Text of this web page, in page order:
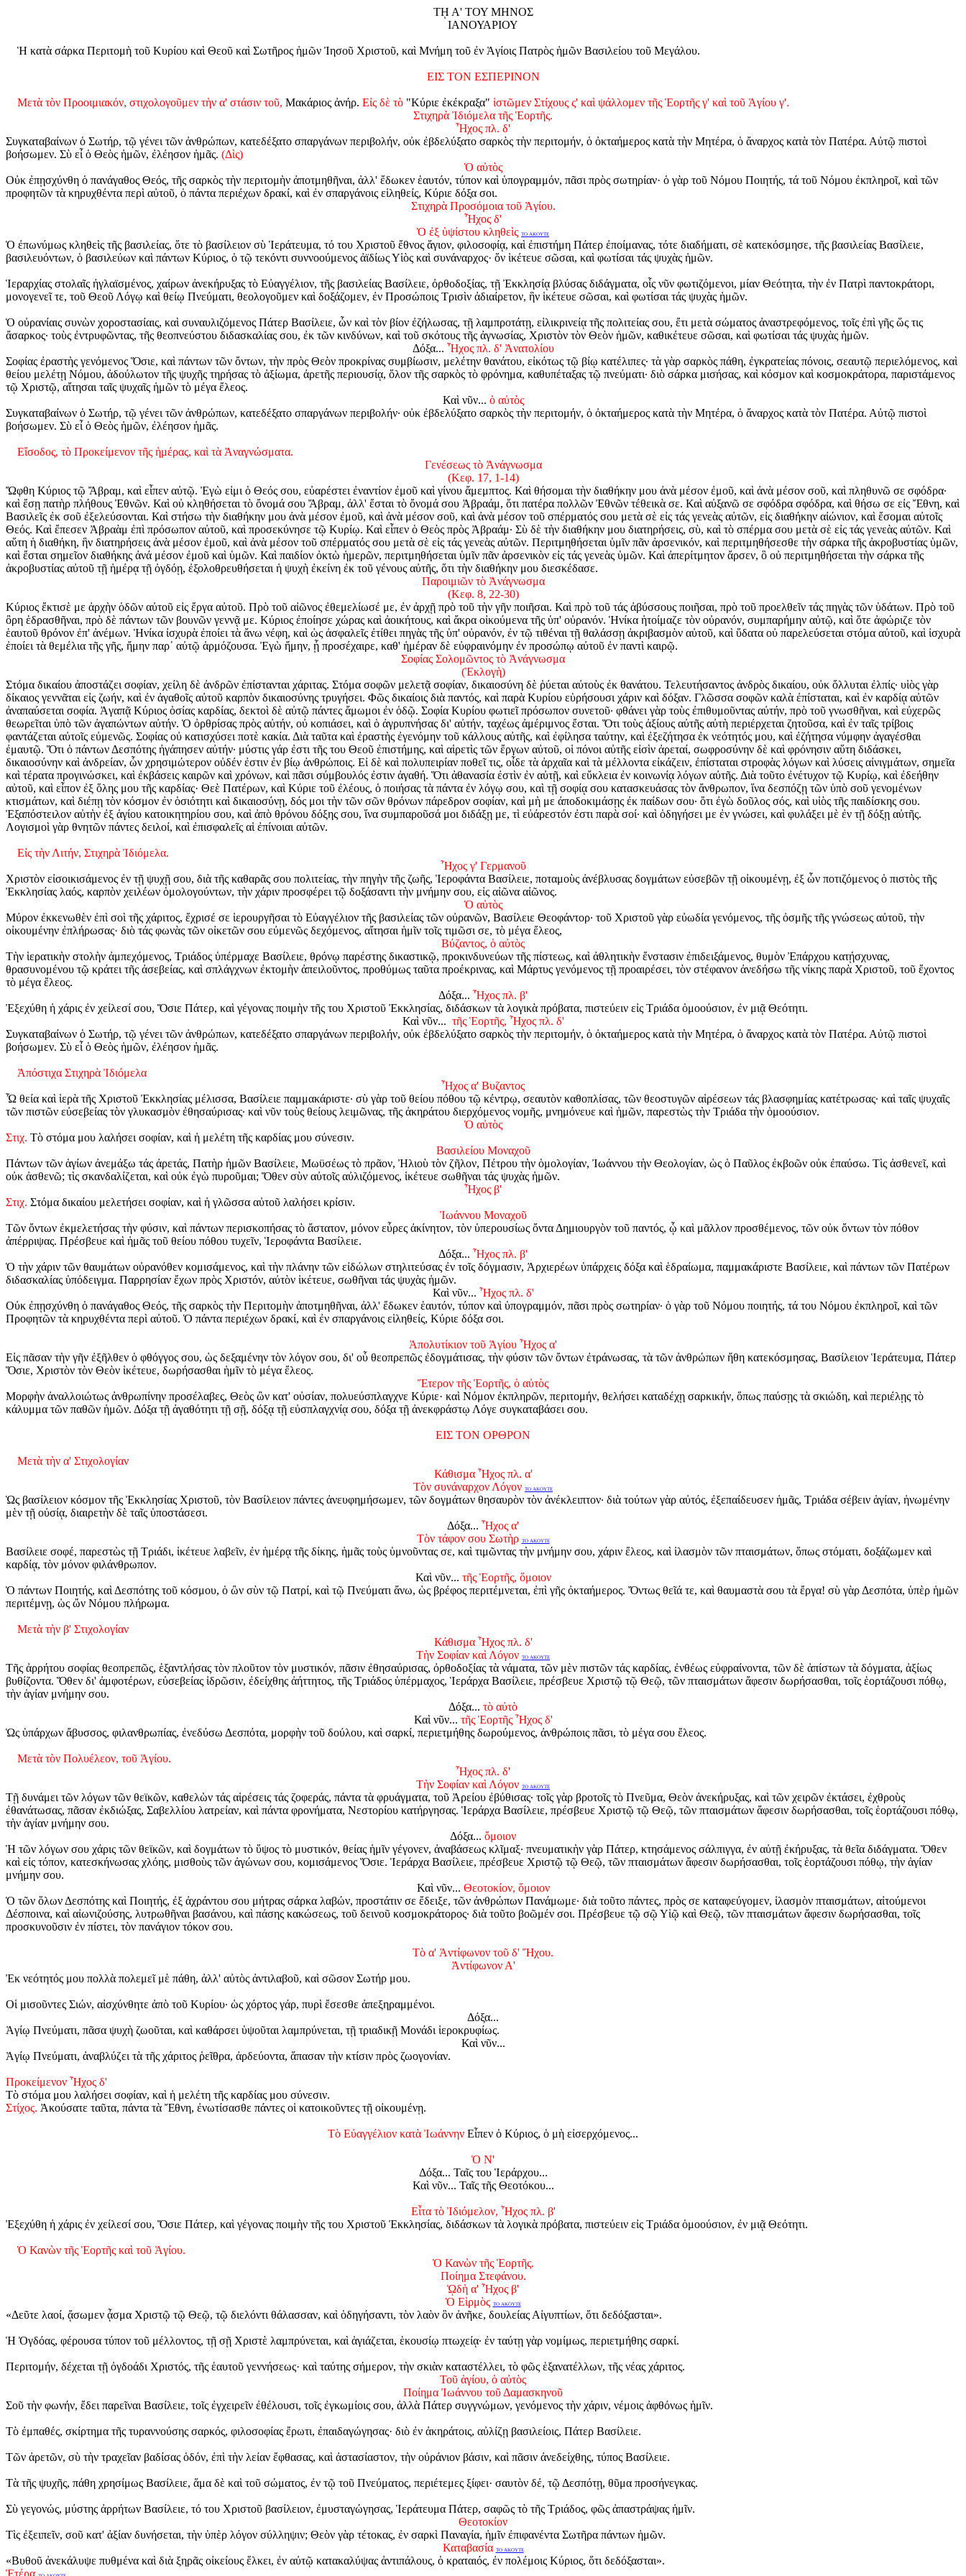
Τῌ Α' ΤΟΥ ΜΗΝΟΣ
ΙΑΝΟΥΑΡΙΟΥ
Ἡ κατὰ σάρκα Περιτομὴ τοῦ Κυρίου καὶ Θεοῦ καὶ Σωτῆρος ἡμῶν Ἰησοῦ Χριστοῦ, καὶ Μνήμη τοῦ ἐν Ἁγίοις Πατρὸς ἡμῶν Βασιλείου τοῦ Μεγάλου.
ΕΙΣ ΤΟΝ ΕΣΠΕΡΙΝΟΝ
Μετὰ τὸν Προοιμιακόν, στιχολογοῦμεν τὴν α' στάσιν τοῦ, Μακάριος ἀνήρ. Εἰς δὲ τὸ "Κύριε ἐκέκραξα" ἱστῶμεν Στίχους ς' καὶ ψάλλομεν τῆς Ἑορτῆς γ' καὶ τοῦ Ἁγίου γ'.
Στιχηρὰ Ἰδιόμελα τῆς Ἑορτῆς.
Ἦχος πλ. δ'
Συγκαταβαίνων ὁ Σωτήρ, τῷ γένει τῶν ἀνθρώπων, κατεδέξατο σπαργάνων περιβολήν, οὐκ ἐβδελύξατο σαρκὸς τὴν περιτομήν, ὁ ὀκταήμερος κατὰ τὴν Μητέρα, ὁ ἄναρχος κατὰ τὸν Πατέρα. Αὐτῷ πιστοὶ
βοήσωμεν. Σὺ εἶ ὁ Θεὸς ἡμῶν, ἐλέησον ἡμᾶς. (Δὶς)
Ὁ αὐτὸς
Οὐκ ἐπῃσχύνθη ὁ πανάγαθος Θεός, τῆς σαρκὸς τὴν περιτομὴν ἀποτμηθῆναι, ἀλλ' ἔδωκεν ἑαυτόν, τύπον καὶ ὑπογραμμόν, πᾶσι πρὸς σωτηρίαν· ὁ γὰρ τοῦ Νόμου Ποιητής, τά τοῦ Νόμου ἐκπληροῖ, καὶ τῶν
προφητῶν τὰ κηρυχθέντα περὶ αὐτοῦ, ὁ πάντα περιέχων δρακί, καὶ ἐν σπαργάνοις εἱληθείς, Κύριε δόξα σοι.
Στιχηρὰ Προσόμοια τοῦ Ἁγίου.
Ἦχος δ'
Ὁ ἐξ ὑψίστου κληθεὶς ΤΟ ΑΚΟΥΤΕ
Ὁ ἐπωνύμως κληθεὶς τῆς βασιλείας, ὅτε τὸ βασίλειον σὺ Ἱεράτευμα, τό του Χριστοῦ ἔθνος ἅγιον, φιλοσοφίᾳ, καὶ ἐπιστήμη Πάτερ ἐποίμανας, τότε διαδήματι, σὲ κατεκόσμησε, τῆς βασιλείας Βασίλειε,
βασιλευόντων, ὁ βασιλεύων καὶ πάντων Κύριος, ὁ τῷ τεκόντι συννοούμενος ἀϊδίως Υἱὸς καὶ συνάναρχος· ὅν ἱκέτευε σῶσαι, καὶ φωτίσαι τάς ψυχὰς ἡμῶν.
Ἱεραρχίας στολαῖς ἠγλαϊσμένος, χαίρων ἀνεκήρυξας τὸ Εὐαγγέλιον, τῆς βασιλείας Βασίλειε, ὀρθοδοξίας, τῇ Ἐκκλησίᾳ βλύσας διδάγματα, οἷς νῦν φωτιζόμενοι, μίαν Θεότητα, τὴν ἐν Πατρὶ παντοκράτορι,
μονογενεῖ τε, τοῦ Θεοῦ Λόγῳ καὶ θείῳ Πνεύματι, θεολογοῦμεν καὶ δοξάζομεν, ἐν Προσώποις Τρισὶν ἀδιαίρετον, ἣν ἱκέτευε σῶσαι, καὶ φωτίσαι τάς ψυχὰς ἡμῶν.
Ὁ οὐρανίαις συνὼν χοροστασίαις, καὶ συναυλιζόμενος Πάτερ Βασίλειε, ὧν καὶ τὸν βίον ἐζήλωσας, τῇ λαμπροτάτῃ, εἰλικρινείᾳ τῆς πολιτείας σου, ἔτι μετὰ σώματος ἀναστρεφόμενος, τοῖς ἐπὶ γῆς ὥς τις
ἄσαρκος· τοὺς ἐντρυφῶντας, τῆς θεοπνεύστου διδασκαλίας σου, ἐκ τῶν κινδύνων, καὶ τοῦ σκότους τῆς ἀγνωσίας, Χριστὸν τὸν Θεὸν ἡμῶν, καθικέτευε σῶσαι, καὶ φωτίσαι τάς ψυχὰς ἡμῶν.
Δόξα... Ἦχος πλ. δ' Ἀνατολίου
Σοφίας ἐραστὴς γενόμενος Ὅσιε, καὶ πάντων τῶν ὄντων, τὴν πρὸς Θεὸν προκρίνας συμβίωσιν, μελέτην θανάτου, εἰκότως τῷ βίῳ κατέλιπες· τὰ γὰρ σαρκὸς πάθη, ἐγκρατείας πόνοις, σεαυτῷ περιελόμενος, καὶ
θείου μελέτῃ Νόμου, ἀδούλωτον τῆς ψυχῆς τηρήσας τὸ ἀξίωμα, ἀρετῆς περιουσίᾳ, ὅλον τῆς σαρκὸς τὸ φρόνημα, καθυπέταξας τῷ πνεύματι· διὸ σάρκα μισήσας, καὶ κόσμον καὶ κοσμοκράτορα, παριστάμενος
τῷ Χριστῷ, αἴτησαι ταῖς ψυχαῖς ἡμῶν τὸ μέγα ἔλεος.
Καὶ νῦν... ὁ αὐτὸς
Συγκαταβαίνων ὁ Σωτήρ, τῷ γένει τῶν ἀνθρώπων, κατεδέξατο σπαργάνων περιβολήν· οὐκ ἐβδελύξατο σαρκὸς τὴν περιτομήν, ὁ ὀκταήμερος κατὰ τὴν Μητέρα, ὁ ἄναρχος κατὰ τὸν Πατέρα. Αὐτῷ πιστοὶ
βοήσωμεν. Σὺ εἶ ὁ Θεὸς ἡμῶν, ἐλέησον ἡμᾶς.
Εἴσοδος, τὸ Προκείμενον τῆς ἡμέρας, καὶ τὰ Ἀναγνώσματα.
Γενέσεως τὸ Ἀνάγνωσμα
(Κεφ. 17, 1-14)
Ὤφθη Κύριος τῷ Ἄβραμ, καὶ εἶπεν αὐτῷ. Ἐγὼ εἰμι ὁ Θεός σου, εὐαρέστει ἐναντίον ἐμοῦ καὶ γίνου ἄμεμπτος. Καὶ θήσομαι τὴν διαθήκην μου ἀνὰ μέσον ἐμοῦ, καὶ ἀνὰ μέσον σοῦ, καὶ πληθυνῶ σε σφόδρα·
καὶ ἔσῃ πατὴρ πλήθους Ἐθνῶν. Καὶ οὐ κληθήσεται τὸ ὄνομά σου Ἄβραμ, ἀλλ' ἔσται τὸ ὄνομά σου Ἀβραάμ, ὅτι πατέρα πολλῶν Ἐθνῶν τέθεικὰ σε. Καὶ αὐξανῶ σε σφόδρα σφόδρα, καὶ θήσω σε εἰς Ἔθνη, καὶ
Βασιλεῖς ἐκ σοῦ ἐξελεύσονται. Καὶ στήσω τὴν διαθήκην μου ἀνὰ μέσον ἐμοῦ, καὶ ἀνὰ μέσον σοῦ, καὶ ἀνὰ μέσον τοῦ σπέρματός σου μετὰ σὲ εἰς τάς γενεὰς αὐτῶν, εἰς διαθήκην αἰώνιον, καὶ ἔσομαι αὐτοῖς
Θεός. Καὶ ἔπεσεν Ἀβραὰμ ἐπὶ πρόσωπον αὐτοῦ, καὶ προσεκύνησε τῷ Κυρίῳ. Καὶ εἶπεν ὁ Θεὸς πρὸς Ἀβραάμ· Σὺ δὲ τὴν διαθήκην μου διατηρήσεις, σὺ, καὶ τὸ σπέρμα σου μετὰ σὲ εἰς τάς γενεὰς αὐτῶν. Καὶ
αὕτη ἡ διαθήκη, ἣν διατηρήσεις ἀνὰ μέσον ἐμοῦ, καὶ ἀνὰ μέσον τοῦ σπέρματός σου μετὰ σὲ εἰς τάς γενεὰς αὐτῶν. Περιτμηθήσεται ὑμῖν πᾶν ἀρσενικόν, καὶ περιτμηθήσεσθε τὴν σάρκα τῆς ἀκροβυστίας ὑμῶν,
καὶ ἔσται σημεῖον διαθήκης ἀνά μέσον ἐμοῦ καὶ ὑμῶν. Καὶ παιδίον ὀκτὼ ἡμερῶν, περιτμηθήσεται ὑμῖν πᾶν ἀρσενικὸν εἰς τάς γενεὰς ὑμῶν. Καὶ ἀπερίτμητον ἄρσεν, ὃ οὐ περιτμηθήσεται τὴν σάρκα τῆς
ἀκροβυστίας αὐτοῦ τῇ ἡμέρᾳ τῇ ὀγδόῃ, ἐξολοθρευθήσεται ἡ ψυχὴ ἐκείνη ἐκ τοῦ γένους αὐτῆς, ὅτι τὴν διαθήκην μου διεσκέδασε.
Παροιμιῶν τὸ Ἀνάγνωσμα
(Κεφ. 8, 22-30)
Κύριος ἔκτισὲ με ἀρχὴν ὁδῶν αὐτοῦ εἰς ἔργα αὐτοῦ. Πρὸ τοῦ αἰῶνος ἐθεμελίωσέ με, ἐν ἀρχῇ πρὸ τοῦ τὴν γῆν ποιῆσαι. Καὶ πρὸ τοῦ τάς ἀβύσσους ποιῆσαι, πρὸ τοῦ προελθεῖν τάς πηγὰς τῶν ὑδάτων. Πρὸ τοῦ
ὂρη ἑδρασθῆναι, πρὸ δὲ πάντων τῶν βουνῶν γεννᾷ με. Κύριος ἐποίησε χώρας καὶ ἀοικήτους, καὶ ἄκρα οἰκούμενα τῆς ὑπ' οὐρανόν. Ἡνίκα ἡτοίμαζε τὸν οὐρανόν, συμπαρήμην αὐτῷ, καὶ ὅτε ἀφώριζε τὸν
ἑαυτοῦ θρόνον ἐπ' ἀνέμων. Ἡνίκα ἰσχυρὰ ἐποίει τὰ ἄνω νέφη, καὶ ὡς ἀσφαλεῖς ἐτίθει πηγὰς τῆς ὑπ' οὐρανόν, ἐν τῷ τιθέναι τῇ θαλάσσῃ ἀκριβασμὸν αὐτοῦ, καὶ ὕδατα οὐ παρελεύσεται στόμα αὐτοῦ, καὶ ἰσχυρὰ
ἐποίει τὰ θεμέλια τῆς γῆς, ἤμην παρ᾽ αὐτῷ ἁρμόζουσα. Ἐγὼ ἤμην, ᾗ προσέχαιρε, καθ' ἡμέραν δὲ εὐφραινόμην ἐν προσώπῳ αὐτοῦ ἐν παντὶ καιρῷ.
Σοφίας Σολομῶντος τὸ Ἀνάγνωσμα
(Ἐκλογὴ)
Στόμα δικαίου ἀποστάζει σοφίαν, χείλη δὲ ἀνδρῶν ἐπίστανται χάριτας. Στόμα σοφῶν μελετᾷ σοφίαν, δικαιοσύνη δὲ ῥύεται αὐτοὺς ἐκ θανάτου. Τελευτήσαντος ἀνδρὸς δικαίου, οὐκ ὄλλυται ἐλπίς· υἱὸς γὰρ
δίκαιος γεννᾶται εἰς ζωήν, καὶ ἐν ἀγαθοῖς αὐτοῦ καρπὸν δικαιοσύνης τρυγήσει. Φῶς δικαίοις διὰ παντός, καὶ παρὰ Κυρίου εὑρήσουσι χάριν καὶ δόξαν. Γλῶσσα σοφῶν καλὰ ἐπίσταται, καὶ ἐν καρδίᾳ αὐτῶν
ἀναπαύσεται σοφία. Ἀγαπᾷ Κύριος ὁσίας καρδίας, δεκτοὶ δὲ αὐτῷ πάντες ἄμωμοι ἐν ὁδῷ. Σοφία Κυρίου φωτιεῖ πρόσωπον συνετοῦ· φθάνει γὰρ τοὺς ἐπιθυμοῦντας αὐτήν, πρὸ τοῦ γνωσθῆναι, καὶ εὐχερῶς
θεωρεῖται ὑπὸ τῶν ἀγαπώντων αὐτήν. Ὁ ὀρθρίσας πρὸς αὐτήν, οὐ κοπιάσει, καὶ ὁ ἀγρυπνήσας δι' αὐτήν, ταχέως ἀμέριμνος ἔσται. Ὅτι τοὺς ἀξίους αὐτῆς αὐτὴ περιέρχεται ζητοῦσα, καὶ ἐν ταῖς τρίβοις
φαντάζεται αὐτοῖς εὐμενῶς. Σοφίας οὐ κατισχύσει ποτὲ κακία. Διὰ ταῦτα καὶ ἐραστὴς ἐγενόμην τοῦ κάλλους αὐτῆς, καὶ ἐφίλησα ταύτην, καὶ ἐξεζήτησα ἐκ νεότητός μου, καὶ ἐζήτησα νύμφην ἀγαγέσθαι
ἐμαυτῷ. Ὅτι ὁ πάντων Δεσπότης ἠγάπησεν αὐτήν· μύστις γάρ ἐστι τῆς του Θεοῦ ἐπιστήμης, καὶ αἱρετὶς τῶν ἔργων αὐτοῦ, οἱ πόνοι αὐτῆς εἰσὶν ἀρεταί, σωφροσύνην δὲ καὶ φρόνησιν αὕτη διδάσκει,
δικαιοσύνην καὶ ἀνδρείαν, ὧν χρησιμώτερον οὐδέν ἐστιν ἐν βίῳ ἀνθρώποις. Εἰ δὲ καὶ πολυπειρίαν ποθεῖ τις, οἶδε τὰ ἀρχαῖα καὶ τὰ μέλλοντα εἰκάζειν, ἐπίσταται στροφὰς λόγων καὶ λύσεις αἰνιγμάτων, σημεῖα
καὶ τέρατα προγινώσκει, καὶ ἐκβάσεις καιρῶν καὶ χρόνων, καὶ πᾶσι σύμβουλός ἐστιν ἀγαθή. Ὅτι ἀθανασία ἐστὶν ἐν αὐτῇ, καὶ εὔκλεια ἐν κοινωνίᾳ λόγων αὐτῆς. Διὰ τοῦτο ἐνέτυχον τῷ Κυρίῳ, καὶ ἐδεήθην
αὐτοῦ, καὶ εἶπον ἐξ ὅλης μου τῆς καρδίας· Θεὲ Πατέρων, καὶ Κύριε τοῦ ἐλέους, ὁ ποιήσας τὰ πάντα ἐν λόγῳ σου, καὶ τῇ σοφίᾳ σου κατασκευάσας τὸν ἄνθρωπον, ἵνα δεσπόζῃ τῶν ὑπὸ σοῦ γενομένων
κτισμάτων, καὶ διέπῃ τὸν κόσμον ἐν ὁσιότητι καὶ δικαιοσύνῃ, δός μοι τὴν τῶν σῶν θρόνων πάρεδρον σοφίαν, καὶ μὴ με ἀποδοκιμάσῃς ἐκ παίδων σου· ὅτι ἐγὼ δοῦλος σός, καὶ υἱὸς τῆς παιδίσκης σου.
Ἐξαπόστειλον αὐτὴν ἐξ ἁγίου κατοικητηρίου σου, καὶ ἀπὸ θρόνου δόξης σου, ἵνα συμπαροῦσά μοι διδάξῃ με, τὶ εὐάρεστόν ἐστι παρὰ σοί· καὶ ὁδηγήσει με ἐν γνώσει, καὶ φυλάξει μὲ ἐν τῇ δόξῃ αὐτῆς.
Λογισμοὶ γὰρ θνητῶν πάντες δειλοί, καὶ ἐπισφαλεῖς αἱ ἐπίνοιαι αὐτῶν.
Εἰς τὴν Λιτήν, Στιχηρὰ Ἰδιόμελα.
Ἦχος γ' Γερμανοῦ
Χριστὸν εἰσοικισάμενος ἐν τῇ ψυχῇ σου, διὰ τῆς καθαρᾶς σου πολιτείας, τὴν πηγὴν τῆς ζωῆς, Ἱεροφάντα Βασίλειε, ποταμοὺς ἀνέβλυσας δογμάτων εὐσεβῶν τῇ οἰκουμένῃ, ἐξ ὧν ποτιζόμενος ὁ πιστὸς τῆς
Ἐκκλησίας λαός, καρπὸν χειλέων ὁμολογούντων, τὴν χάριν προσφέρει τῷ δοξάσαντι τὴν μνήμην σου, εἰς αἰῶνα αἰῶνος.
Ὁ αὐτὸς
Μύρον ἐκκενωθὲν ἐπὶ σοὶ τῆς χάριτος, ἔχρισέ σε ἱερουργῆσαι τὸ Εὐαγγέλιον τῆς βασιλείας τῶν οὐρανῶν, Βασίλειε Θεοφάντορ· τοῦ Χριστοῦ γὰρ εὐωδία γενόμενος, τῆς ὀσμῆς τῆς γνώσεως αὐτοῦ, τὴν
οἰκουμένην ἐπλήρωσας· διὸ τάς φωνὰς τῶν οἰκετῶν σου εὐμενῶς δεχόμενος, αἴτησαι ἡμῖν τοῖς τιμῶσι σε, τὸ μέγα ἔλεος,
Βύζαντος, ὁ αὐτὸς
Τὴν ἱερατικὴν στολὴν ἀμπεχόμενος, Τριάδος ὑπέρμαχε Βασίλειε, θρόνῳ παρέστης δικαστικῷ, προκινδυνεύων τῆς πίστεως, καὶ ἀθλητικὴν ἔνστασιν ἐπιδειξάμενος, θυμὸν Ἐπάρχου κατῄσχυνας,
θρασυνομένου τῷ κράτει τῆς ἀσεβείας, καὶ σπλάγχνων ἐκτομὴν ἀπειλοῦντος, προθύμως ταῦτα προέκρινας, καὶ Μάρτυς γενόμενος τῇ προαιρέσει, τὸν στέφανον ἀνεδήσω τῆς νίκης παρὰ Χριστοῦ, τοῦ ἔχοντος
τὸ μέγα ἔλεος.
Δόξα... Ἦχος πλ. β'
Ἐξεχύθη ἡ χάρις ἐν χείλεσί σου, Ὅσιε Πάτερ, καὶ γέγονας ποιμὴν τῆς του Χριστοῦ Ἐκκλησίας, διδάσκων τὰ λογικὰ πρόβατα, πιστεύειν εἰς Τριάδα ὁμοούσιον, ἐν μιᾷ Θεότητι.
Καὶ νῦν... τῆς Ἑορτῆς, Ἦχος πλ. δ'
Συγκαταβαίνων ὁ Σωτήρ, τῷ γένει τῶν ἀνθρώπων, κατεδέξατο σπαργάνων περιβολήν, οὐκ ἐβδελύξατο σαρκὸς τὴν περιτομήν, ὁ ὀκταήμερος κατὰ τὴν Μητέρα, ὁ ἄναρχος κατὰ τὸν Πατέρα. Αὐτῷ πιστοὶ
βοήσωμεν. Σὺ εἶ ὁ Θεὸς ἡμῶν, ἐλέησον ἡμᾶς.
Ἀπόστιχα Στιχηρὰ Ἰδιόμελα
Ἦχος α' Βυζαντος
Ὦ θεία καὶ ἱερὰ τῆς Χριστοῦ Ἐκκλησίας μέλισσα, Βασίλειε παμμακάριστε· σὺ γὰρ τοῦ θείου πόθου τῷ κέντρῳ, σεαυτὸν καθοπλίσας, τῶν θεοστυγῶν αἱρέσεων τάς βλασφημίας κατέτρωσας· καὶ ταῖς ψυχαῖς
τῶν πιστῶν εὐσεβείας τὸν γλυκασμὸν ἐθησαύρισας· καὶ νῦν τοὺς θείους λειμῶνας, τῆς ἀκηράτου διερχόμενος νομῆς, μνημόνευε καὶ ἡμῶν, παρεστὼς τὴν Τριάδα τὴν ὁμοούσιον.
Ὁ αὐτὸς
Στιχ. Τὸ στόμα μου λαλήσει σοφίαν, καὶ ἡ μελέτη τῆς καρδίας μου σύνεσιν.
Βασιλείου Μοναχοῦ
Πάντων τῶν ἁγίων ἀνεμάξω τάς ἀρετάς, Πατὴρ ἡμῶν Βασίλειε, Μωϋσέως τὸ πρᾶον, Ἠλιοὺ τὸν ζῆλον, Πέτρου τὴν ὁμολογίαν, Ἰωάννου τὴν Θεολογίαν, ὡς ὁ Παῦλος ἐκβοῶν οὐκ ἐπαύσω. Τὶς ἀσθενεῖ, καὶ
οὐκ ἀσθενῶ; τὶς σκανδαλίζεται, καὶ οὐκ ἐγὼ πυροῦμαι; Ὅθεν σὺν αὐτοῖς αὐλιζόμενος, ἱκέτευε σωθῆναι τάς ψυχὰς ἡμῶν.
Ἦχος β'
Στιχ. Στόμα δικαίου μελετήσει σοφίαν, καὶ ἡ γλῶσσα αὐτοῦ λαλήσει κρίσιν.
Ἰωάννου Μοναχοῦ
Τῶν ὄντων ἐκμελετήσας τὴν φύσιν, καὶ πάντων περισκοπήσας τὸ ἄστατον, μόνον εὗρες ἀκίνητον, τὸν ὑπερουσίως ὄντα Δημιουργὸν τοῦ παντός, ᾧ καὶ μᾶλλον προσθέμενος, τῶν οὐκ ὄντων τὸν πόθον
ἀπέρριψας. Πρέσβευε καὶ ἡμᾶς τοῦ θείου πόθου τυχεῖν, Ἱεροφάντα Βασίλειε.
Δόξα... Ἦχος πλ. β'
Ὁ τὴν χάριν τῶν θαυμάτων οὐρανόθεν κομισάμενος, καὶ τὴν πλάνην τῶν εἰδώλων στηλιτεύσας ἐν τοῖς δόγμασιν, Ἀρχιερέων ὑπάρχεις δόξα καὶ ἑδραίωμα, παμμακάριστε Βασίλειε, καὶ πάντων τῶν Πατέρων
διδασκαλίας ὑπόδειγμα. Παρρησίαν ἔχων πρὸς Χριστόν, αὐτὸν ἱκέτευε, σωθῆναι τάς ψυχὰς ἡμῶν.
Καὶ νῦν... Ἦχος πλ. δ'
Οὐκ ἐπῃσχύνθη ὁ πανάγαθος Θεός, τῆς σαρκὸς τὴν Περιτομὴν ἀποτμηθῆναι, ἀλλ' ἔδωκεν ἑαυτόν, τύπον καὶ ὑπογραμμόν, πᾶσι πρὸς σωτηρίαν· ὁ γὰρ τοῦ Νόμου ποιητής, τά του Νόμου ἐκπληροῖ, καὶ τῶν
Προφητῶν τὰ κηρυχθέντα περὶ αὐτοῦ. Ὁ πάντα περιέχων δρακί, καὶ ἐν σπαργάνοις εἱληθείς, Κύριε δόξα σοι.
Ἀπολυτίκιον τοῦ Ἁγίου Ἦχος α'
Εἰς πᾶσαν τὴν γῆν ἐξῆλθεν ὁ φθόγγος σου, ὡς δεξαμένην τὸν λόγον σου, δι' οὗ θεοπρεπῶς ἐδογμάτισας, τὴν φύσιν τῶν ὄντων ἐτράνωσας, τὰ τῶν ἀνθρώπων ἤθη κατεκόσμησας, Βασίλειον Ἱεράτευμα, Πάτερ
Ὅσιε, Χριστὸν τὸν Θεὸν ἱκέτευε, δωρήσασθαι ἡμῖν τὸ μέγα ἔλεος.
Ἕτερον τῆς Ἑορτῆς, ὁ αὐτὸς
Μορφὴν ἀναλλοιώτως ἀνθρωπίνην προσέλαβες, Θεὸς ὢν κατ' οὐσίαν, πολυεύσπλαγχνε Κύριε· καὶ Νόμον ἐκπληρῶν, περιτομήν, θελήσει καταδέχῃ σαρκικήν, ὅπως παύσῃς τὰ σκιώδη, καὶ περιέλῃς τὸ
κάλυμμα τῶν παθῶν ἡμῶν. Δόξα τῇ ἀγαθότητι τῇ σῇ, δόξᾳ τῇ εὐσπλαγχνίᾳ σου, δόξα τῇ ἀνεκφράστῳ Λόγε συγκαταβάσει σου.
ΕΙΣ ΤΟΝ ΟΡΘΡΟΝ
Μετὰ τὴν α' Στιχολογίαν
Κάθισμα Ἦχος πλ. α'
Τὸν συνάναρχον Λόγον ΤΟ ΑΚΟΥΤΕ
Ὡς βασίλειον κόσμον τῆς Ἐκκλησίας Χριστοῦ, τὸν Βασίλειον πάντες ἀνευφημήσωμεν, τῶν δογμάτων θησαυρὸν τὸν ἀνέκλειπτον· διὰ τούτων γὰρ αὐτός, ἐξεπαίδευσεν ἡμᾶς, Τριάδα σέβειν ἁγίαν, ἡνωμένην
μὲν τῇ οὐσίᾳ, διαιρετὴν δὲ ταῖς ὑποστάσεσι.
Δόξα... Ἦχος α'
Τὸν τάφον σου Σωτὴρ ΤΟ ΑΚΟΥΤΕ
Βασίλειε σοφέ, παρεστὼς τῇ Τριάδι, ἱκέτευε λαβεῖν, ἐν ἡμέρᾳ τῆς δίκης, ἡμᾶς τοὺς ὑμνοῦντας σε, καὶ τιμῶντας τὴν μνήμην σου, χάριν ἔλεος, καὶ ἱλασμὸν τῶν πταισμάτων, ὅπως στόματι, δοξάζωμεν καὶ
καρδίᾳ, τὸν μόνον φιλάνθρωπον.
Καὶ νῦν... τῆς Ἑορτῆς, ὅμοιον
Ὁ πάντων Ποιητής, καὶ Δεσπότης τοῦ κόσμου, ὁ ὢν σὺν τῷ Πατρί, καὶ τῷ Πνεύματι ἄνω, ὡς βρέφος περιτέμνεται, ἐπὶ γῆς ὀκταήμερος. Ὄντως θεῖά τε, καὶ θαυμαστὰ σου τὰ ἔργα! σὺ γὰρ Δεσπότα, ὑπὲρ ἡμῶν
περιτέμνῃ, ὡς ὤν Νόμου πλήρωμα.
Μετὰ τὴν β' Στιχολογίαν
Κάθισμα Ἦχος πλ. δ'
Τὴν Σοφίαν καὶ Λόγον ΤΟ ΑΚΟΥΤΕ
Τῆς ἀρρήτου σοφίας θεοπρεπῶς, ἑξαντλήσας τὸν πλοῦτον τὸν μυστικόν, πᾶσιν ἐθησαύρισας, ὀρθοδοξίας τὰ νάματα, τῶν μὲν πιστῶν τάς καρδίας, ἐνθέως εὐφραίνοντα, τῶν δὲ ἀπίστων τὰ δόγματα, ἀξίως
βυθίζοντα. Ὅθεν δι' ἀμφοτέρων, εὐσεβείας ἱδρῶσιν, ἐδείχθης ἀήττητος, τῆς Τριάδος ὑπέρμαχος, Ἱεράρχα Βασίλειε, πρέσβευε Χριστῷ τῷ Θεῷ, τῶν πταισμάτων ἄφεσιν δωρήσασθαι, τοῖς ἑορτάζουσι πόθῳ,
τὴν ἁγίαν μνήμην σου.
Δόξα... τὸ αὐτὸ
Καὶ νῦν... τῆς Ἑορτῆς Ἦχος δ'
Ὡς ὑπάρχων ἄβυσσος, φιλανθρωπίας, ἐνεδύσω Δεσπότα, μορφὴν τοῦ δούλου, καὶ σαρκί, περιετμήθης δωρούμενος, ἀνθρώποις πᾶσι, τὸ μέγα σου ἔλεος.
Μετὰ τὸν Πολυέλεον, τοῦ Ἁγίου.
Ἦχος πλ. δ'
Τὴν Σοφίαν καὶ Λόγον ΤΟ ΑΚΟΥΤΕ
Τῇ δυνάμει τῶν λόγων τῶν θεϊκῶν, καθελὼν τάς αἱρέσεις τάς ζοφεράς, πάντα τὰ φρυάγματα, τοῦ Ἀρείου ἐβύθισας· τοῖς γὰρ βροτοῖς τὸ Πνεῦμα, Θεὸν ἀνεκήρυξας, καὶ τῶν χειρῶν ἐκτάσει, ἐχθροὺς
ἐθανάτωσας, πᾶσαν ἐκδιώξας, Σαβελλίου λατρείαν, καὶ πάντα φρονήματα, Νεστορίου κατήργησας. Ἱεράρχα Βασίλειε, πρέσβευε Χριστῷ τῷ Θεῷ, τῶν πταισμάτων ἄφεσιν δωρήσασθαι, τοῖς ἑορτάζουσι πόθῳ,
τὴν ἁγίαν μνήμην σου.
Δόξα... ὅμοιον
Ἡ τῶν λόγων σου χάρις τῶν θεϊκῶν, καὶ δογμάτων τὸ ὕψος τὸ μυστικόν, θείας ἡμῖν γέγονεν, ἀναβάσεως κλῖμαξ· πνευματικὴν γὰρ Πάτερ, κτησάμενος σάλπιγγα, ἐν αὐτῇ ἐκήρυξας, τὰ θεῖα διδάγματα. Ὅθεν
καὶ εἰς τόπον, κατεσκήνωσας χλόης, μισθοὺς τῶν ἀγώνων σου, κομισάμενος Ὅσιε. Ἱεράρχα Βασίλειε, πρέσβευε Χριστῷ τῷ Θεῷ, τῶν πταισμάτων ἄφεσιν δωρήσασθαι, τοῖς ἑορτάζουσι πόθῳ, τὴν ἁγίαν
μνήμην σου.
Καὶ νῦν... Θεοτοκίον, ὅμοιον
Ὁ τῶν ὅλων Δεσπότης καὶ Ποιητής, ἐξ ἀχράντου σου μήτρας σάρκα λαβών, προστάτιν σε ἔδειξε, τῶν ἀνθρώπων Πανάμωμε· διὰ τοῦτο πάντες, πρὸς σε καταφεύγομεν, ἱλασμὸν πταισμάτων, αἰτούμενοι
Δέσποινα, καὶ αἰωνιζούσης, λυτρωθῆναι βασάνου, καὶ πάσης κακώσεως, τοῦ δεινοῦ κοσμοκράτορος· διὰ τοῦτο βοῶμέν σοι. Πρέσβευε τῷ σῷ Υἱῷ καὶ Θεῷ, τῶν πταισμάτων ἄφεσιν δωρήσασθαι, τοῖς
προσκυνοῦσιν ἐν πίστει, τὸν πανάγιον τόκον σου.
Τὸ α' Ἀντίφωνον τοῦ δ' Ἤχου.
Ἀντίφωνον Α'
Ἐκ νεότητός μου πολλὰ πολεμεῖ μὲ πάθη, ἀλλ' αὐτὸς ἀντιλαβοῦ, καὶ σῶσον Σωτήρ μου.
Οἱ μισοῦντες Σιών, αἰσχύνθητε ἀπὸ τοῦ Κυρίου· ὡς χόρτος γάρ, πυρὶ ἔσεσθε ἀπεξηραμμένοι.
Δόξα...
Ἁγίῳ Πνεύματι, πᾶσα ψυχὴ ζωοῦται, καὶ καθάρσει ὑψοῦται λαμπρύνεται, τῇ τριαδικῇ Μονάδι ἱεροκρυφίως.
Καὶ νῦν...
Ἁγίῳ Πνεύματι, ἀναβλύζει τὰ τῆς χάριτος ῥεῖθρα, ἀρδεύοντα, ἅπασαν τὴν κτίσιν πρὸς ζωογονίαν.
Προκείμενον Ἦχος δ'
Τὸ στόμα μου λαλήσει σοφίαν, καὶ ἡ μελέτη τῆς καρδίας μου σύνεσιν.
Στίχος. Ἀκούσατε ταῦτα, πάντα τὰ Ἔθνη, ἐνωτίσασθε πάντες οἱ κατοικοῦντες τῇ οἰκουμένῃ.
Τὸ Εὐαγγέλιον κατὰ Ἰωάννην Εἶπεν ὁ Κύριος, ὁ μὴ εἰσερχόμενος...
Ὁ Ν'
Δόξα... Ταῖς του Ἱεράρχου...
Καὶ νῦν... Ταῖς τῆς Θεοτόκου...
Εἶτα τὸ Ἰδιόμελον, Ἦχος πλ. β'
Ἐξεχύθη ἡ χάρις ἐν χείλεσί σου, Ὅσιε Πάτερ, καὶ γέγονας ποιμὴν τῆς του Χριστοῦ Ἐκκλησίας, διδάσκων τὰ λογικὰ πρόβατα, πιστεύειν εἰς Τριάδα ὁμοούσιον, ἐν μιᾷ Θεότητι.
Ὁ Κανὼν τῆς Ἑορτῆς καὶ τοῦ Ἁγίου.
Ὁ Κανὼν τῆς Ἑορτῆς.
Ποίημα Στεφάνου.
ᾨδὴ α' Ἦχος β'
Ὁ Εἱρμὸς ΤΟ ΑΚΟΥΤΕ
«Δεῦτε λαοί, ᾄσωμεν ᾆσμα Χριστῷ τῷ Θεῷ, τῷ διελόντι θάλασσαν, καὶ ὁδηγήσαντι, τὸν λαὸν ὃν ἀνῆκε, δουλείας Αἰγυπτίων, ὅτι δεδόξασται».
Ἡ Ὀγδόας, φέρουσα τύπον τοῦ μέλλοντος, τῇ σῇ Χριστὲ λαμπρύνεται, καὶ ἁγιάζεται, ἑκουσίῳ πτωχείᾳ· ἐν ταύτῃ γὰρ νομίμως, περιετμήθης σαρκί.
Περιτομήν, δέχεται τῇ ὀγδοάδι Χριστός, τῆς ἑαυτοῦ γεννήσεως· καὶ ταύτης σήμερον, τὴν σκιὰν καταστέλλει, τὸ φῶς ἑξανατέλλων, τῆς νέας χάριτος.
Τοῦ ἁγίου, ὁ αὐτὸς
Ποίημα Ἰωάννου τοῦ Δαμασκηνοῦ
Σοῦ τὴν φωνήν, ἔδει παρεῖναι Βασίλειε, τοῖς ἐγχειρεῖν ἐθέλουσι, τοῖς ἐγκωμίοις σου, ἀλλὰ Πάτερ συγγνώμων, γενόμενος τὴν χάριν, νέμοις ἀφθόνως ἡμῖν.
Τὸ ἐμπαθές, σκίρτημα τῆς τυραννούσης σαρκός, φιλοσοφίας ἔρωτι, ἐπαιδαγώγησας· διὸ ἐν ἀκηράτοις, αὐλίζῃ βασιλείοις, Πάτερ Βασίλειε.
Τῶν ἀρετῶν, σὺ τὴν τραχεῖαν βαδίσας ὁδόν, ἐπὶ τὴν λείαν ἔφθασας, καὶ ἀστασίαστον, τὴν οὐράνιον βάσιν, καὶ πᾶσιν ἀνεδείχθης, τύπος Βασίλειε.
Τὰ τῆς ψυχῆς, πάθη χρησίμως Βασίλειε, ἅμα δὲ καὶ τοῦ σώματος, ἐν τῷ τοῦ Πνεύματος, περιέτεμες ξίφει· σαυτὸν δέ, τῷ Δεσπότῃ, θῦμα προσήνεγκας.
Σὺ γεγονώς, μύστης ἀρρήτων Βασίλειε, τό του Χριστοῦ βασίλειον, ἐμυσταγώγησας, Ἱεράτευμα Πάτερ, σαφῶς τὸ τῆς Τριάδος, φῶς ἀπαστράψας ἡμῖν.
Θεοτοκίον
Τὶς ἐξειπεῖν, σοῦ κατ' ἀξίαν δυνήσεται, τὴν ὑπὲρ λόγον σύλληψιν; Θεὸν γὰρ τέτοκας, ἐν σαρκὶ Παναγία, ἡμῖν ἐπιφανέντα Σωτῆρα πάντων ἡμῶν.
Καταβασία ΤΟ ΑΚΟΥΤΕ
«Βυθοῦ ἀνεκάλυψε πυθμένα καὶ διὰ ξηρᾶς οἰκείους ἕλκει, ἐν αὐτῷ κατακαλύψας ἀντιπάλους, ὁ κραταιός, ἐν πολέμοις Κύριος, ὅτι δεδόξασται».
Ἑτέρα